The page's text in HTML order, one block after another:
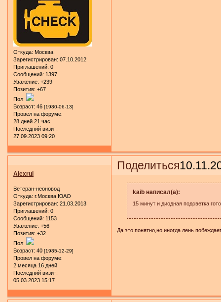
Откуда: Москва
Зарегистрирован: 07.10.2012
Приглашений: 0
Сообщений: 1397
Уважение: +239
Позитив: +67
Пол:
Возраст: 46 [1980-06-13]
Провел на форуме:
28 дней 21 час
Последний визит:
27.09.2023 09:20
Поделиться
Alexrul
Ветеран-неоновод
Откуда: г.Москва ЮАО
Зарегистрирован: 21.03.2013
Приглашений: 0
Сообщений: 1153
Уважение: +56
Позитив: +32
Пол:
Возраст: 40 [1985-12-29]
Провел на форуме:
2 месяца 16 дней
Последний визит:
05.03.2023 15:17
kaib написал(а):
15 минут и диодная подсветка
Да это понятно,но иногда лень